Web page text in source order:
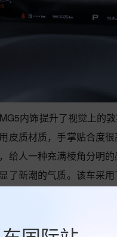
内饰提升了视觉上的
皮质材质，手掌贴合度
给人一种充满棱角分明
了新潮的气质。该车采